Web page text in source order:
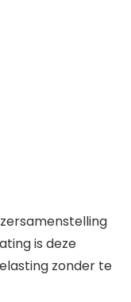
is deze
zonder te